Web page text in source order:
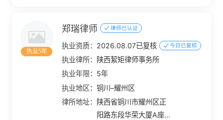
执业5年
郑瑞律师 律师已认证
执业资质： 2026.08.07已复核 今日已复核
执业律所：
陕西絜矩律师事务所
执业年限： 5年
执业地区：铜川–耀州区
律所地址：
陕西省铜川市耀州区正
阳路东段华荣大厦A座